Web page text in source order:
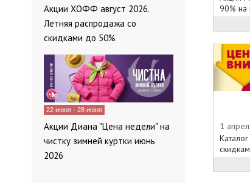
90% на
1
Акции ХОФФ август 2026.
Летняя распродажа со
скидками до 50%
22 июня - 28 июня
Акции Диана "Цена недели" на
чистку зимней куртки июнь
2026